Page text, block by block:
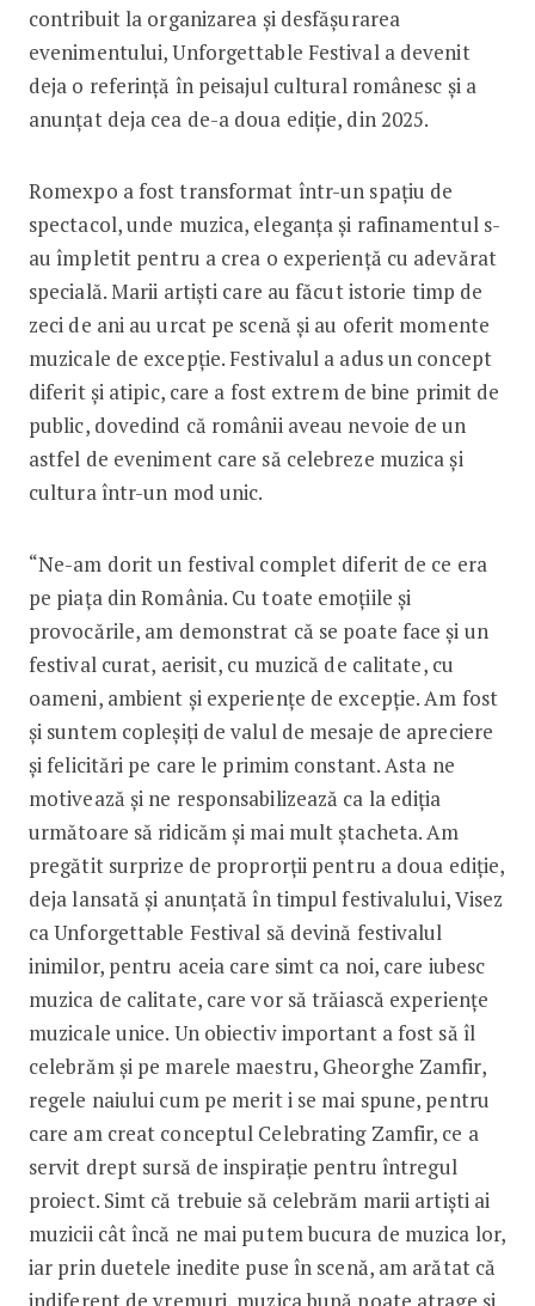
contribuit la organizarea și desfășurarea
evenimentului, Unforgettable Festival a devenit
deja o referință în peisajul cultural românesc și a
anunțat deja cea de-a doua ediție, din 2025.
Romexpo a fost transformat într-un spațiu de
spectacol, unde muzica, eleganța și rafinamentul s-
au împletit pentru a crea o experiență cu adevărat
specială. Marii artiști care au făcut istorie timp de
zeci de ani au urcat pe scenă și au oferit momente
muzicale de excepție. Festivalul a adus un concept
diferit și atipic, care a fost extrem de bine primit de
public, dovedind că românii aveau nevoie de un
astfel de eveniment care să celebreze muzica și
cultura într-un mod unic.
“Ne-am dorit un festival complet diferit de ce era
pe piața din România. Cu toate emoțiile și
provocările, am demonstrat că se poate face și un
festival curat, aerisit, cu muzică de calitate, cu
oameni, ambient și experiențe de excepție. Am fost
și suntem copleșiți de valul de mesaje de apreciere
și felicitări pe care le primim constant. Asta ne
motivează și ne responsabilizează ca la ediția
următoare să ridicăm și mai mult ștacheta. Am
pregătit surprize de proprorții pentru a doua ediție,
deja lansată și anunțată în timpul festivalului, Visez
ca Unforgettable Festival să devină festivalul
inimilor, pentru aceia care simt ca noi, care iubesc
muzica de calitate, care vor să trăiască experiențe
muzicale unice. Un obiectiv important a fost să îl
celebrăm și pe marele maestru, Gheorghe Zamfir,
regele naiului cum pe merit i se mai spune, pentru
care am creat conceptul Celebrating Zamfir, ce a
servit drept sursă de inspirație pentru întregul
proiect. Simt că trebuie să celebrăm marii artiști ai
muzicii cât încă ne mai putem bucura de muzica lor,
iar prin duetele inedite puse în scenă, am arătat că
indiferent de vremuri, muzica bună poate atrage și